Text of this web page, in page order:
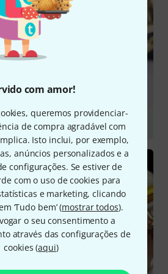
com amor!
queremos providenciar-
de compra agradável com
Isto inclui, por exemplo,
anúncios personalizados e a
configurações. Se estiver de
com o uso de cookies para
e marketing, clicando
‘Tudo bem’ (mostrar todos).
o seu consentimento a
através das configurações de
cookies (aqui)